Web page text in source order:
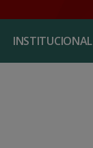
INSTITUCIONAL